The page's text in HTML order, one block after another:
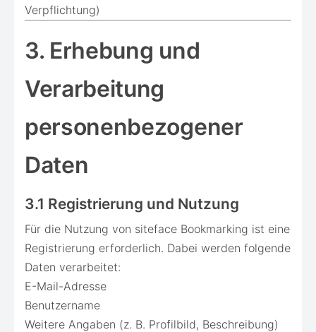
Verpflichtung)
3. Erhebung und
Verarbeitung
personenbezogener
Daten
3.1 Registrierung und Nutzung
Für die Nutzung von siteface Bookmarking ist eine
Registrierung erforderlich. Dabei werden folgende
Daten verarbeitet:
E-Mail-Adresse
Benutzername
Weitere Angaben (z. B. Profilbild, Beschreibung)